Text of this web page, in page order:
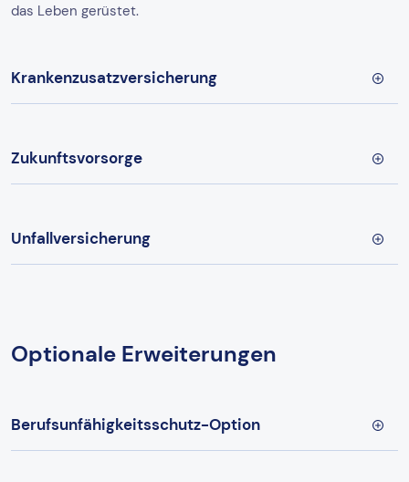
das Leben gerüstet.
Krankenzusatzversicherung
Zukunftsvorsorge
Unfallversicherung
Optionale Erweiterungen
Berufsunfähigkeitsschutz-Option